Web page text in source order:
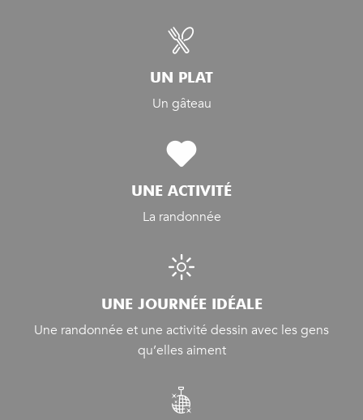
UN PLAT
Un gâteau
UNE ACTIVITÉ
La randonnée
UNE JOURNÉE IDÉALE
Une randonnée et une activité dessin avec les gens
qu’elles aiment